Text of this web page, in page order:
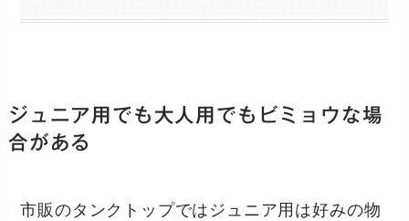
ジュニア用でも大人用でもビミョウな場
合がある
市販のタンクトップではジュニア用は好みの物